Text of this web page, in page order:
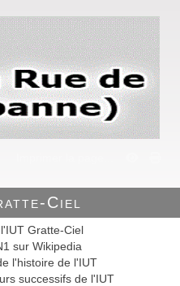
Ciel
Gratte-Ciel
sur Wikipedia
l'histoire de l'IUT
successifs de l'IUT